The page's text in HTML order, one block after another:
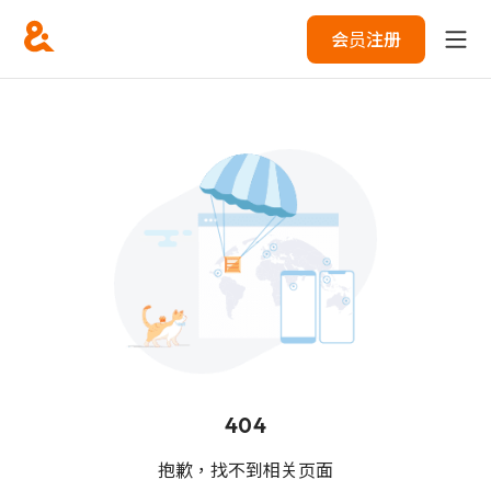
会员注册
404
抱歉，找不到相关页面